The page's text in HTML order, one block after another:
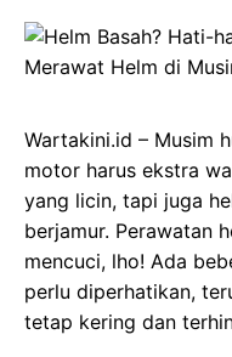
Wartakini.id – Musim
motor harus ekstra
yang licin, tapi juga
berjamur. Perawatan
mencuci, lho! Ada
perlu diperhatikan,
tetap kering dan